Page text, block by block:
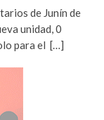
de Junín de
unidad, 0
para el […]